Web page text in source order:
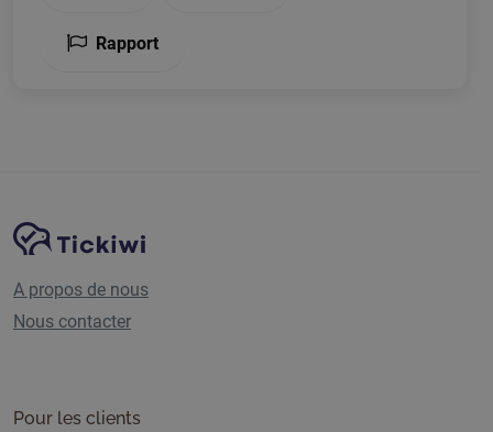
Rapport
Navigation du sitePlate-forme Tickiwi
A propos de nous
Nous contacter
Pour les clients